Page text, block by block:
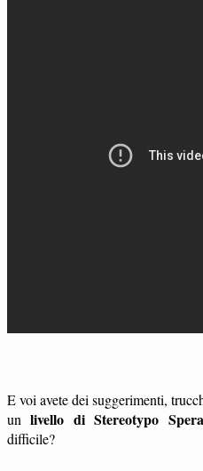
E voi avete dei suggerimenti,
unlivello di Stereotypo
difficile?